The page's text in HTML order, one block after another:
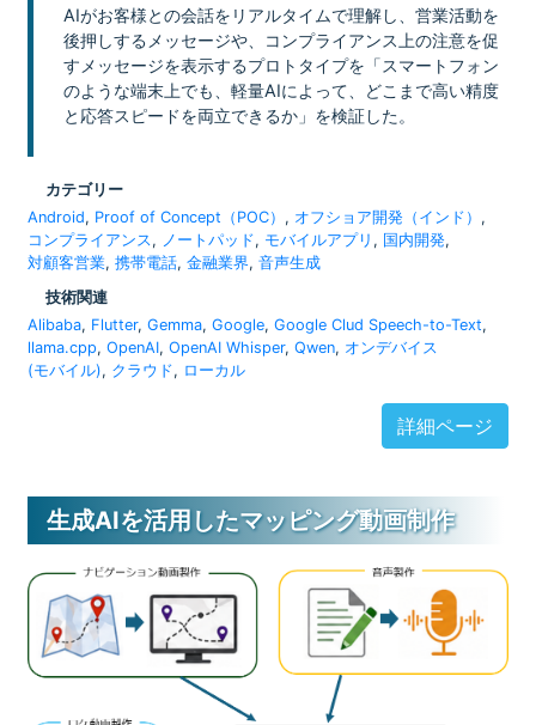
AIがお客様との会話をリアルタイムで理解し、営業活動を
後押しするメッセージや、コンプライアンス上の注意を促
すメッセージを表示するプロトタイプを「スマートフォン
のような端末上でも、軽量AIによって、どこまで高い精度
と応答スピードを両立できるか」を検証した。
カテゴリー
Android, Proof of Concept（POC） , オフショア開発（インド） ,
コンプライアンス , ノートパッド, モバイルアプリ , 国内開発,
対顧客営業, 携帯電話, 金融業界, 音声生成
技術関連
Alibaba, Flutter, Gemma, Google, Google Clud Speech-to-Text,
llama.cpp, OpenAI, OpenAI Whisper, Qwen, オンデバイス
(モバイル), クラウド, ローカル
詳細ページ
生成AIを活用したマッピング動画制作